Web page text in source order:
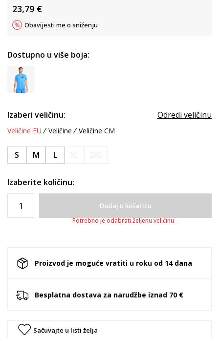
23,79 €
Obavijesti me o sniženju
Dostupno u više boja:
Izaberi veličinu: Odredi veličinu
Veličine EU Veličine Veličine CM
S M L
Izaberite količinu:
Dodaj u košaricu
Potrebno je odabrati željenu veličinu
Proizvod je moguće vratiti u roku od 14 dana
Besplatna dostava za narudžbe iznad 70 €
Sačuvajte u listi želja